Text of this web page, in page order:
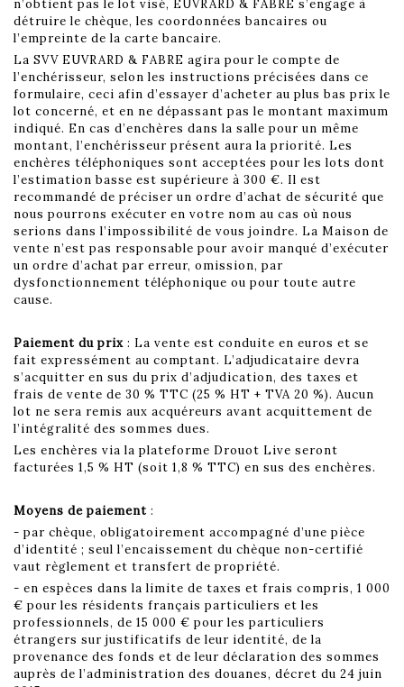
n’obtient pas le lot visé, EUVRARD & FABRE s’engage à
détruire le chèque, les coordonnées bancaires ou
l’empreinte de la carte bancaire.
La SVV EUVRARD & FABRE agira pour le compte de
l’enchérisseur, selon les instructions précisées dans ce
formulaire, ceci afin d’essayer d’acheter au plus bas prix le
lot concerné, et en ne dépassant pas le montant maximum
indiqué. En cas d’enchères dans la salle pour un même
montant, l’enchérisseur présent aura la priorité. Les
enchères téléphoniques sont acceptées pour les lots dont
l’estimation basse est supérieure à 300 €. Il est
recommandé de préciser un ordre d’achat de sécurité que
nous pourrons exécuter en votre nom au cas où nous
serions dans l’impossibilité de vous joindre. La Maison de
vente n’est pas responsable pour avoir manqué d’exécuter
un ordre d’achat par erreur, omission, par
dysfonctionnement téléphonique ou pour toute autre
cause.
Paiement du prix : La vente est conduite en euros et se
fait expressément au comptant. L’adjudicataire devra
s’acquitter en sus du prix d’adjudication, des taxes et
frais de vente de 30 % TTC (25 % HT + TVA 20 %). Aucun
lot ne sera remis aux acquéreurs avant acquittement de
l’intégralité des sommes dues.
Les enchères via la plateforme Drouot Live seront
facturées 1,5 % HT (soit 1,8 % TTC) en sus des enchères.
Moyens de paiement :
- par chèque, obligatoirement accompagné d’une pièce
d’identité ; seul l’encaissement du chèque non-certifié
vaut règlement et transfert de propriété.
- en espèces dans la limite de taxes et frais compris, 1 000
€ pour les résidents français particuliers et les
professionnels, de 15 000 € pour les particuliers
étrangers sur justificatifs de leur identité, de la
provenance des fonds et de leur déclaration des sommes
auprès de l’administration des douanes, décret du 24 juin